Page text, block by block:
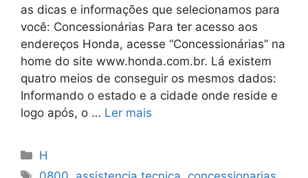
as dicas e informações que selecionamos para
você: Concessionárias Para ter acesso aos
endereços Honda, acesse “Concessionárias” na
home do site www.honda.com.br. Lá existem
quatro meios de conseguir os mesmos dados:
Informando o estado e a cidade onde reside e
logo após, o … Ler mais
Categorias
H
Tags